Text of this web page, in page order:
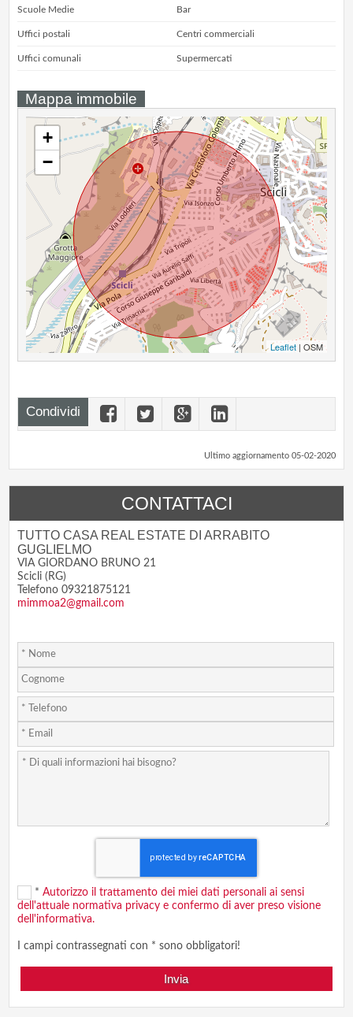
Scuole Medie Bar
Uffici postali Centri commerciali
Uffici comunali Supermercati
Mappa immobile
+
−
Leaflet| OSM
Condividi
Ultimo aggiornamento 05-02-2020
CONTATTACI
TUTTO CASA REAL ESTATE DI ARRABITO
GUGLIELMO
VIA GIORDANO BRUNO 21
Scicli (RG)
Telefono 09321875121
mimmoa2@gmail.com
*Autorizzo il trattamento dei miei dati personali ai sensi
dell'attuale normativa privacy e confermo di aver preso visione
dell'informativa.
I campi contrassegnati con * sono obbligatori!